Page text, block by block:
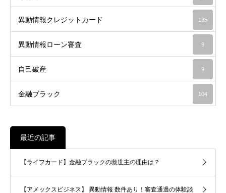
異動情報クレジットカード 135
異動情報ローン審査 9
自己破産 9
金融ブラック 104
最近の記事
【ライフカード】金融ブラックの救世主の理由は？
【アメックスビジネス】 異動情報 数件あり！審査通過の体験談